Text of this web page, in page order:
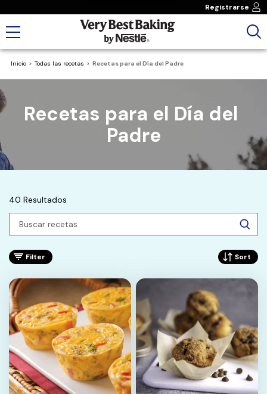
Registrarse
Inicio Todas las recetas Recetas para el Día del Padre
Recetas para el Día del
Padre
40 Resultados
Filter Sort